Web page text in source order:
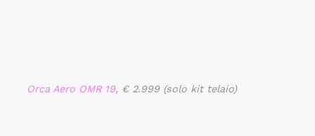
Orca Aero OMR 19, € 2.999 (solo kit telaio)